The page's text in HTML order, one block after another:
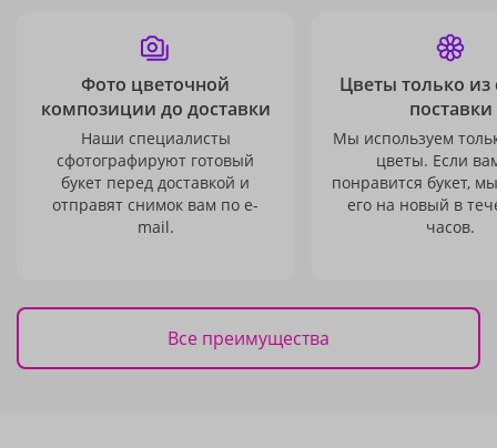
Фото цветочной
композиции до доставки
Наши специалисты
сфотографируют готовый
букет перед доставкой и
отправят снимок вам по e-
mail.
Цветы только из
поставки
Мы используем
цветы. Если
понравится букет,
его на новый в
часов.
Все преимущества